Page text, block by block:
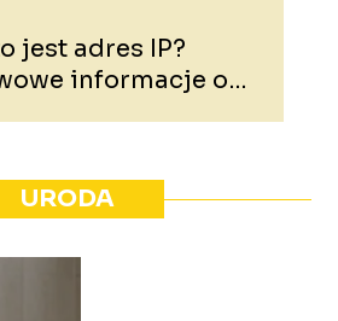
jest adres IP?
informacje o
URODA